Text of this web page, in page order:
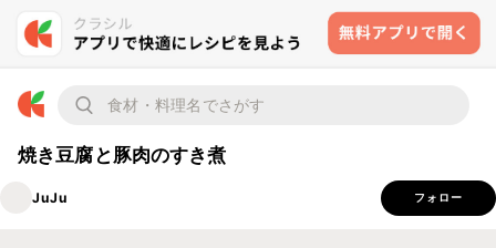
焼き豆腐と豚肉のすき煮
JuJu フォロー